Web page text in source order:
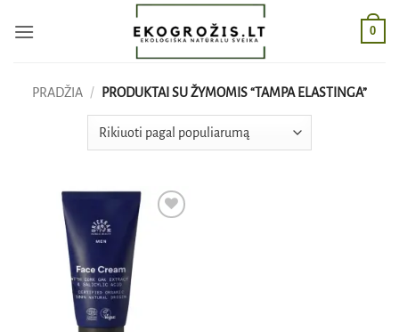
0
PRADŽIA / PRODUKTAI SU ŽYMOMIS “TAMPA ELASTINGA”